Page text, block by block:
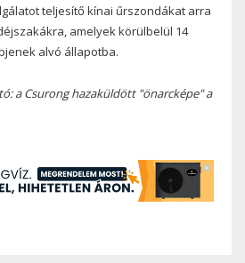
teljesítő kínai űrszondákat arra
amelyek körülbelül 14
alvó állapotba.
a Csurong hazaküldött "önarcképe" a